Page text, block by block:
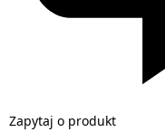
Zapytaj o produkt